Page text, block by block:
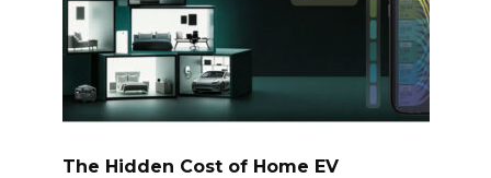
The Hidden Cost of Home EV